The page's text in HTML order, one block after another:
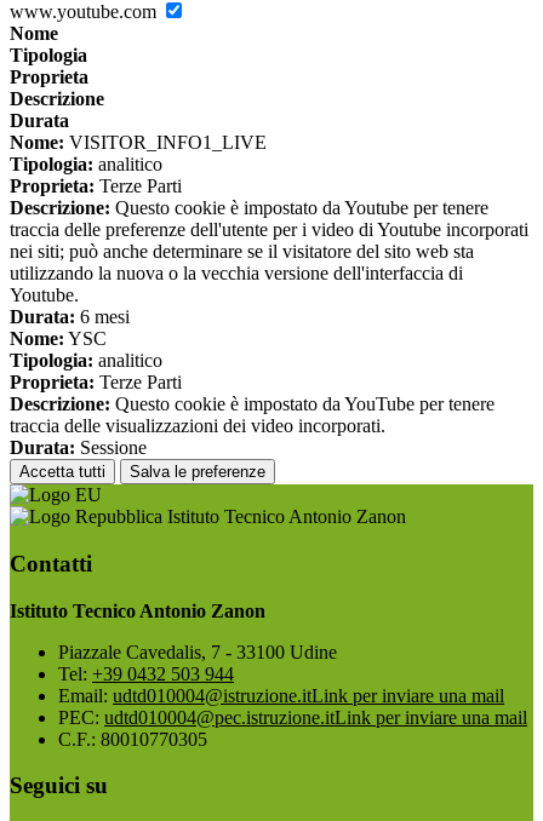
www.youtube.com
Nome
Tipologia
Proprieta
Descrizione
Durata
Nome: VISITOR_INFO1_LIVE
Tipologia: analitico
Proprieta: Terze Parti
Descrizione: Questo cookie è impostato da Youtube per tenere
traccia delle preferenze dell'utente per i video di Youtube incorporati
nei siti; può anche determinare se il visitatore del sito web sta
utilizzando la nuova o la vecchia versione dell'interfaccia di
Youtube.
Durata: 6 mesi
Nome: YSC
Tipologia: analitico
Proprieta: Terze Parti
Descrizione: Questo cookie è impostato da YouTube per tenere
traccia delle visualizzazioni dei video incorporati.
Durata: Sessione
Accetta tutti Salva le preferenze
Istituto Tecnico Antonio Zanon
Contatti
Istituto Tecnico Antonio Zanon
Piazzale Cavedalis, 7 - 33100 Udine
Tel: +39 0432 503 944
Email: udtd010004@istruzione.itLink per inviare una mail
PEC: udtd010004@pec.istruzione.itLink per inviare una mail
C.F.: 80010770305
Seguici su